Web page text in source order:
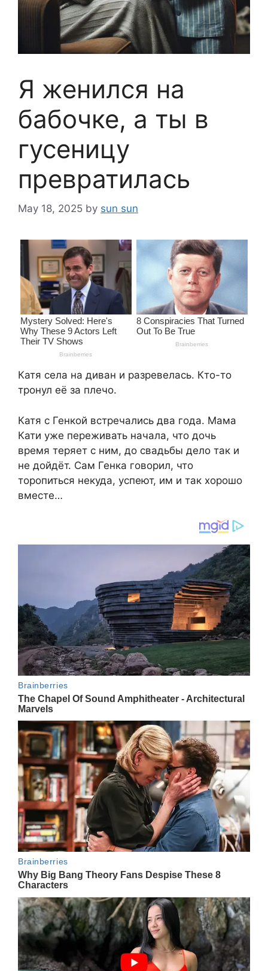
Я женился на
бабочке, а ты в
гусеницу
превратилась
May 18, 2025 by sun sun
Катя села на диван и разревелась. Кто-то
тронул её за плечо.
Катя с Генкой встречались два года. Мама
Кати уже переживать начала, что дочь
время теряет с ним, до свадьбы дело так и
не дойдёт. Сам Генка говорил, что
торопиться некуда, успеют, им и так хорошо
вместе…